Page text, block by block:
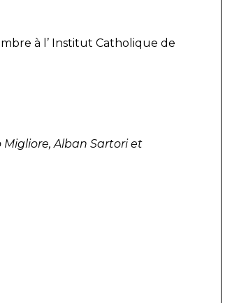
à l’ Institut Catholique de
Migliore,Alban Sartori et